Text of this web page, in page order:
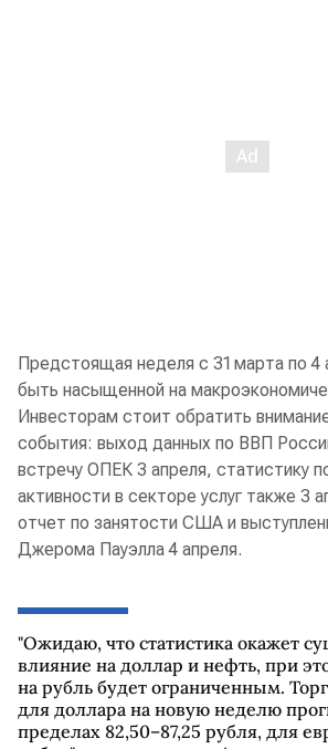
Предстоящая неделя с 31 марта по 4
быть насыщенной на
Инвесторам стоит обратить
события: выход данных по ВВП
встречу ОПЕК 3 апреля, статистику
активности в секторе услуг также 3
отчет по занятости США и
Джерома Пауэлла 4 апреля.
"Ожидаю, что статистика окажет
влияние на доллар и нефть, при
на рубль будет ограниченным.
для доллара на новую неделю
пределах 82,50–87,25 рубля, для